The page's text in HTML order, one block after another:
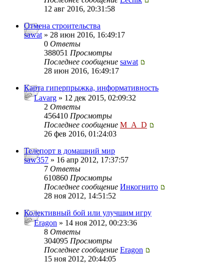
12 авг 2016, 20:31:58
Отмена строительства
sawat » 28 июн 2016, 16:49:17
0 Ответы
388051 Просмотры
Последнее сообщение sawat
28 июн 2016, 16:49:17
Карта гиперпрыжка, информативность
Lavarg » 12 дек 2015, 02:09:32
2 Ответы
456410 Просмотры
Последнее сообщение M_A_D
26 фев 2016, 01:24:03
Телепорт в домашний мир
saw357 » 16 апр 2012, 17:37:57
7 Ответы
610860 Просмотры
Последнее сообщение Инкогнито
28 ноя 2012, 14:51:52
Колективный бой или улучшим игру
Eragon » 14 ноя 2012, 00:23:36
8 Ответы
304095 Просмотры
Последнее сообщение Eragon
15 ноя 2012, 20:44:05